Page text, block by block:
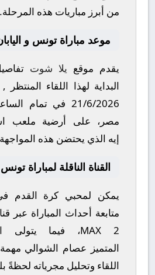
من أبرز مباريات هذه المرحلة.
موعد مباراة تونس و
يقدم موقع يلا شوت
البداية لهذا اللقاء
21/6/2026في تمام
مصر، على أرضية ملعب
إيه الذي يحتضن هذه
القناة الناقلة لمباراة
يمكن لمحبي كرة القدم
متابعة أحداث المباراة عبر
MAX 2، فيما يتولى
المتميز عصام الشوالي
اللقاء وتحليل مجرياته لحظةً